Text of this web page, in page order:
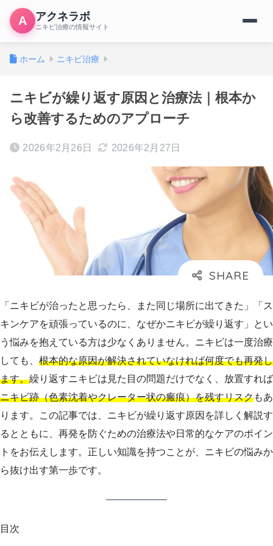
A アクネラボ
ニキビ治療の情報サイト
ホーム ニキビ治療
ニキビが繰り返す原因と治療法｜根本か
ら改善するためのアプローチ
2026年2月26日 2026年2月27日
「ニキビが治ったと思ったら、また同じ場所に出てきた」「ス
キンケアを頑張っているのに、なぜかニキビが繰り返す」とい
う悩みを抱えている方は少なくありません。ニキビは一度治療
しても、 根本的な原因が解決されていなければ何度でも再発し
ます。繰り返すニキビは見た目の問題だけでなく、放置すれば
ニキビ跡（色素沈着やクレーター状の瘢痕）を残すリスクもあ
ります。この記事では、ニキビが繰り返す原因を詳しく解説す
るとともに、再発を防ぐための治療法や日常的なケアのポイン
トをお伝えします。正しい知識を持つことが、ニキビの悩みか
ら抜け出す第一歩です。
目次